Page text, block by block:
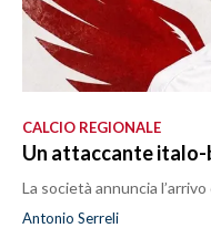
CALCIO REGIONALE
Un attaccante
La società annuncia
Antonio Serreli